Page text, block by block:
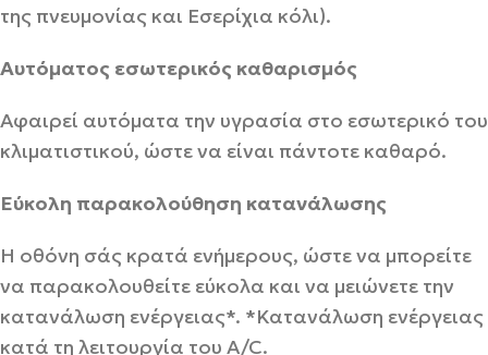
της πνευμονίας και Εσερίχια κόλι).
Αυτόματος εσωτερικός καθαρισμός
Αφαιρεί αυτόματα την υγρασία στο εσωτερικό του
κλιματιστικού, ώστε να είναι πάντοτε καθαρό.
Εύκολη παρακολούθηση κατανάλωσης
Η οθόνη σάς κρατά ενήμερους, ώστε να μπορείτε
να παρακολουθείτε εύκολα και να μειώνετε την
κατανάλωση ενέργειας*. *Κατανάλωση ενέργειας
κατά τη λειτουργία του A/C.